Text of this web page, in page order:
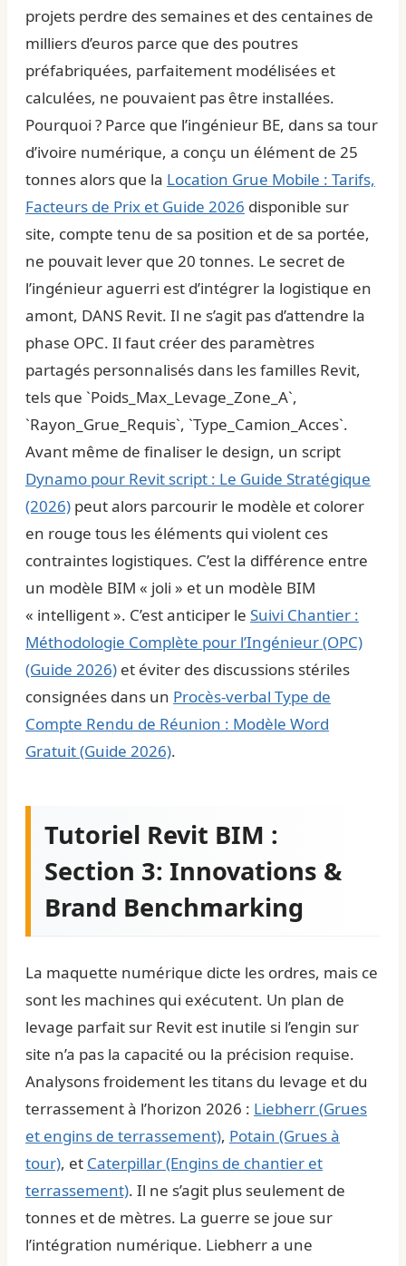
projets perdre des semaines et des centaines de
milliers d’euros parce que des poutres
préfabriquées, parfaitement modélisées et
calculées, ne pouvaient pas être installées.
Pourquoi ? Parce que l’ingénieur BE, dans sa tour
d’ivoire numérique, a conçu un élément de 25
tonnes alors que la Location Grue Mobile : Tarifs,
Facteurs de Prix et Guide 2026 disponible sur
site, compte tenu de sa position et de sa portée,
ne pouvait lever que 20 tonnes. Le secret de
l’ingénieur aguerri est d’intégrer la logistique en
amont, DANS Revit. Il ne s’agit pas d’attendre la
phase OPC. Il faut créer des paramètres
partagés personnalisés dans les familles Revit,
tels que `Poids_Max_Levage_Zone_A`,
`Rayon_Grue_Requis`, `Type_Camion_Acces`.
Avant même de finaliser le design, un script
Dynamo pour Revit script : Le Guide Stratégique
(2026) peut alors parcourir le modèle et colorer
en rouge tous les éléments qui violent ces
contraintes logistiques. C’est la différence entre
un modèle BIM « joli » et un modèle BIM
« intelligent ». C’est anticiper le Suivi Chantier :
Méthodologie Complète pour l’Ingénieur (OPC)
(Guide 2026) et éviter des discussions stériles
consignées dans un Procès-verbal Type de
Compte Rendu de Réunion : Modèle Word
Gratuit (Guide 2026).
Tutoriel Revit BIM :
Section 3: Innovations &
Brand Benchmarking
La maquette numérique dicte les ordres, mais ce
sont les machines qui exécutent. Un plan de
levage parfait sur Revit est inutile si l’engin sur
site n’a pas la capacité ou la précision requise.
Analysons froidement les titans du levage et du
terrassement à l’horizon 2026 : Liebherr (Grues
et engins de terrassement), Potain (Grues à
tour), et Caterpillar (Engins de chantier et
terrassement). Il ne s’agit plus seulement de
tonnes et de mètres. La guerre se joue sur
l’intégration numérique. Liebherr a une